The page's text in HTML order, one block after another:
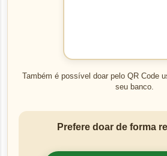
Também é possível doar pelo QR Code
seu banco.
Prefere doar de forma